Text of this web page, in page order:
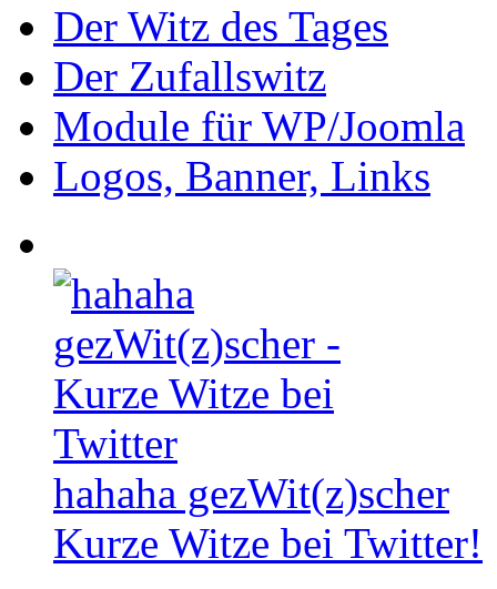
Der Witz des Tages
Der Zufallswitz
Module für WP/Joomla
Logos, Banner, Links
hahaha gezWit(z)scher
Kurze Witze bei Twitter!